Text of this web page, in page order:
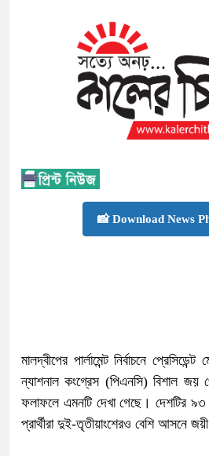
📸 Download News
মালদ্বীপের পার্লামেন্ট নির্বাচনে
ন্যাশনাল কংগ্রেস (পিএনসি) বিশাল জয়
ফলাফলে এমনটি দেখা গেছে। দেশটির ৯৩
প্রার্থীরা দুই-তৃতীয়াংশেরও বেশি আসনে